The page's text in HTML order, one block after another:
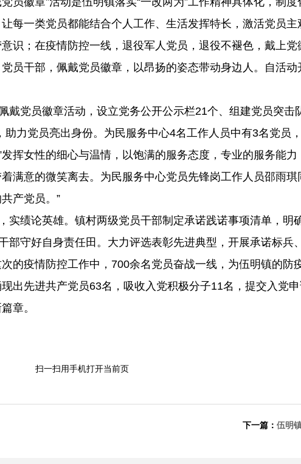
每一类党员都能结合个人工作、生活发挥特长，激活党员
识；在疫情防控一线，退役军人党员，退役不褪色，戴上
员干部，佩戴党员徽章，以昂扬的姿态带动身边人。自活
戴党员徽章活动，设立党务公开公示栏21个、组建党员突
力党员亮出身份。为民服务中心4名工作人员中有3名党员
发挥女性的细心与温情，以饱满的服务态度，专业的服务能
满意的微笑离去。为民服务中心党员先锋岗工作人员邵雨琪
产党员。”
实绩论英雄。镇村两级党员干部制定承诺践诺事项清单，明
部守好自身责任田。大力评选表彰先进典型，开展承诺标兵
的疫情防控工作中，700余名党员奋战一线，为伍明镇的防
出先进共产党员63名，吸收入党积极分子11名，提交入党
章。
扫一扫用手机打开当前页
下一篇： 伍明